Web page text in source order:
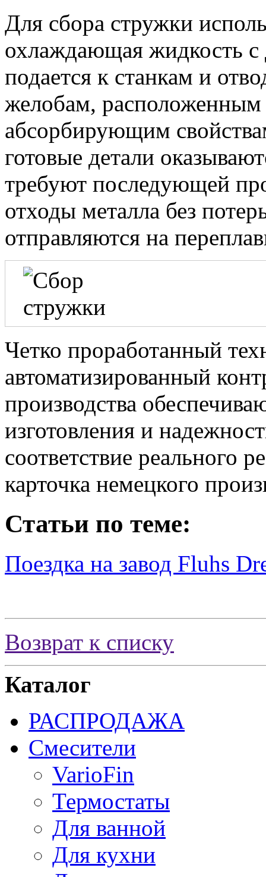
Для сбора стружки
охлаждающая жидкость с
подается к станкам и
желобам, расположенным
абсорбирующим
готовые детали
требуют последующей
отходы металла без
отправляются на
Четко проработанный
автоматизированный
производства
изготовления и
соответствие реального
карточка немецкого
Статьи по теме:
Поездка на завод Fluhs
Возврат к списку
Каталог
РАСПРОДАЖА
Смесители
VarioFin
Термостаты
Для ванной
Для кухни